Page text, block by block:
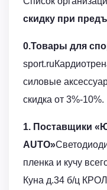
скидку при
0.Товары для
силовые
скидка от 3%-10%.
1. Поставщики
AUTO»
пленка и кучу
Куна д.34 б/ц